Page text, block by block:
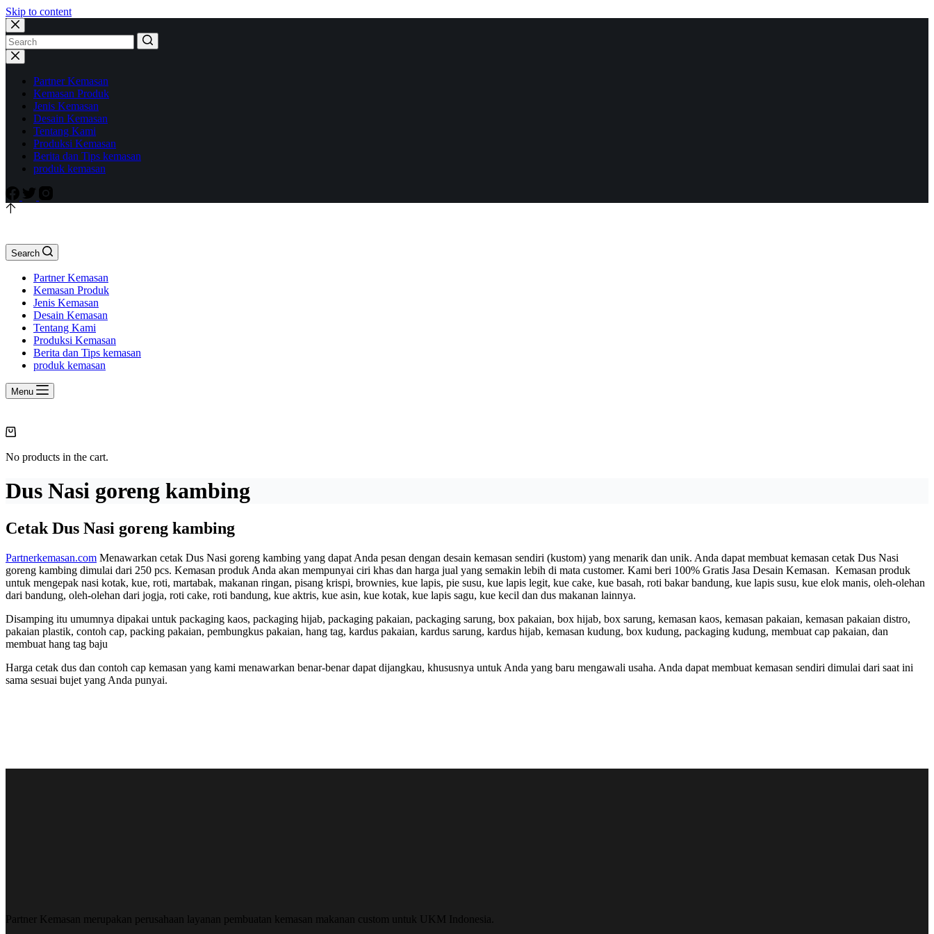
Skip to content
Partner Kemasan
Kemasan Produk
Jenis Kemasan
Desain Kemasan
Tentang Kami
Produksi Kemasan
Berita dan Tips kemasan
produk kemasan
Search
Partner Kemasan
Kemasan Produk
Jenis Kemasan
Desain Kemasan
Tentang Kami
Produksi Kemasan
Berita dan Tips kemasan
produk kemasan
Menu
Shopping
No products in the cart.
Dus Nasi goreng kambing
Cetak Dus Nasi goreng kambing
Partnerkemasan.com Menawarkan cetak Dus Nasi goreng kambing yang dapat Anda pesan dengan desain kemasan sendiri (kustom) yang menarik dan unik. Anda dapat membuat kemasan cetak Dus Nasi
goreng kambing dimulai dari 250 pcs. Kemasan produk Anda akan mempunyai ciri khas dan harga jual yang semakin lebih di mata customer. Kami beri 100% Gratis Jasa Desain Kemasan. Kemasan produk
untuk mengepak nasi kotak, kue, roti, martabak, makanan ringan, pisang krispi, brownies, kue lapis, pie susu, kue lapis legit, kue cake, kue basah, roti bakar bandung, kue lapis susu, kue elok manis, oleh-olehan
dari bandung, oleh-olehan dari jogja, roti cake, roti bandung, kue aktris, kue asin, kue kotak, kue lapis sagu, kue kecil dan dus makanan lainnya.
Disamping itu umumnya dipakai untuk packaging kaos, packaging hijab, packaging pakaian, packaging sarung, box pakaian, box hijab, box sarung, kemasan kaos, kemasan pakaian, kemasan pakaian distro,
pakaian plastik, contoh cap, packing pakaian, pembungkus pakaian, hang tag, kardus pakaian, kardus sarung, kardus hijab, kemasan kudung, box kudung, packaging kudung, membuat cap pakaian, dan
membuat hang tag baju
Harga cetak dus dan contoh cap kemasan yang kami menawarkan benar-benar dapat dijangkau, khususnya untuk Anda yang baru mengawali usaha. Anda dapat membuat kemasan sendiri dimulai dari saat ini
sama sesuai bujet yang Anda punyai.
Partner Kemasan merupakan perusahaan layanan pembuatan kemasan makanan custom untuk UKM Indonesia.